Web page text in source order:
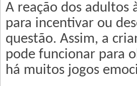
A reação dos adultos
para incentivar ou
questão. Assim, a
pode funcionar para
há muitos jogos